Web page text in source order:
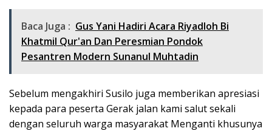
Baca Juga : Gus Yani Hadiri Acara Riyadloh Bi
Khatmil Qur'an Dan Peresmian Pondok
Pesantren Modern Sunanul Muhtadin
Sebelum mengakhiri Susilo juga memberikan apresiasi
kepada para peserta Gerak jalan kami salut sekali
dengan seluruh warga masyarakat Menganti khusunya